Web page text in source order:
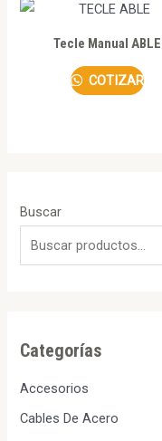
Buscar
Categorías
Accesorios
Cables De Acero
Tecle Manual ABLE
COTIZAR